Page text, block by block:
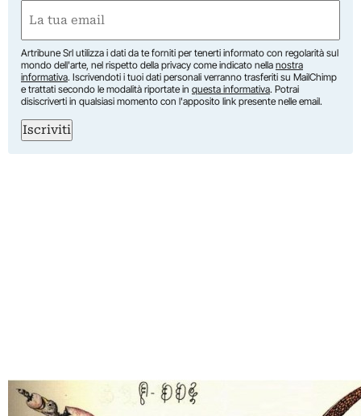
Nome
(Obbligatorio)
Artribune Srl utilizza i dati da te forniti per tenerti informato con regolarità sul
mondo dell'arte, nel rispetto della privacy come indicato nella nostra
informativa. Iscrivendoti i tuoi dati personali verranno trasferiti su MailChimp
e trattati secondo le modalità riportate in questa informativa. Potrai
disiscriverti in qualsiasi momento con l'apposito link presente nelle email.
Iscriviti